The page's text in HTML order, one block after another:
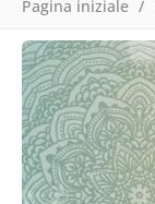
Pagina iniziale